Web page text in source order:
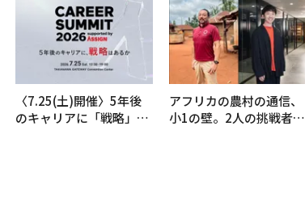
〈7.25(土)開催〉5年後
のキャリアに「戦略」は
アフリカの農村の通信、
小1の壁。2人の挑戦者が